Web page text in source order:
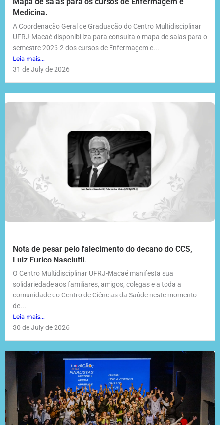
Medicina.
A Coordenação Geral de Graduação do Centro Multidisciplinar
UFRJ-Macaé disponibiliza para consulta o mapa de salas para o
semestre 2026-2 dos cursos de Enfermagem e...
Leia mais...
31 de July de 2026
Nota de pesar pelo falecimento do decano do CCS,
Luiz Eurico Nasciutti.
O Centro Multidisciplinar UFRJ-Macaé manifesta sua
solidariedade aos familiares, amigos, colegas e a toda a
comunidade do Centro de Ciências da Saúde neste momento
de...
Leia mais...
30 de July de 2026